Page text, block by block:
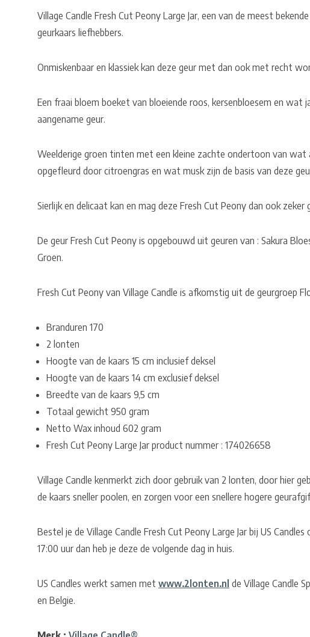
Village Candle Fresh Cut Peony Large Jar, een van de meest
geurkaars liefhebbers.
Onmiskenbaar en klassiek kan deze geur met dan ook met recht
Een fraai bloem boeket van bloeiende roos, kersenbloesem en wat
aangename geur.
Weelderige groen tinten met een kleine zachte ondertoon van wat
opgefleurd door citroengras en wat musk zijn de basis van deze
Sierlijk en delicaat kan en mag deze Fresh Cut Peony dan ook zeker
De geur Fresh Cut Peony is opgebouwd uit geuren van : Sakura
Groen.
Fresh Cut Peony van Village Candle is afkomstig uit de geurgroep
Branduren 170
2 lonten
Hoogte van de kaars 15 cm inclusief deksel
Hoogte van de kaars 14 cm exclusief deksel
Breedte van de kaars 9,5 cm
Totaal gewicht 950 gram
Netto Wax inhoud 602 gram
Fresh Cut Peony Large Jar product nummer : 174026658
Village Candle kenmerkt zich door gebruik van 2 lonten, door hier
de kaars sneller poolen, en zorgen voor een snellere hogere
Bestel je de Village Candle Fresh Cut Peony Large Jar bij US
17:00 uur dan heb je deze de volgende dag in huis.
US Candles werkt samen met www.2lonten.nl de Village Candle
en Belgie.